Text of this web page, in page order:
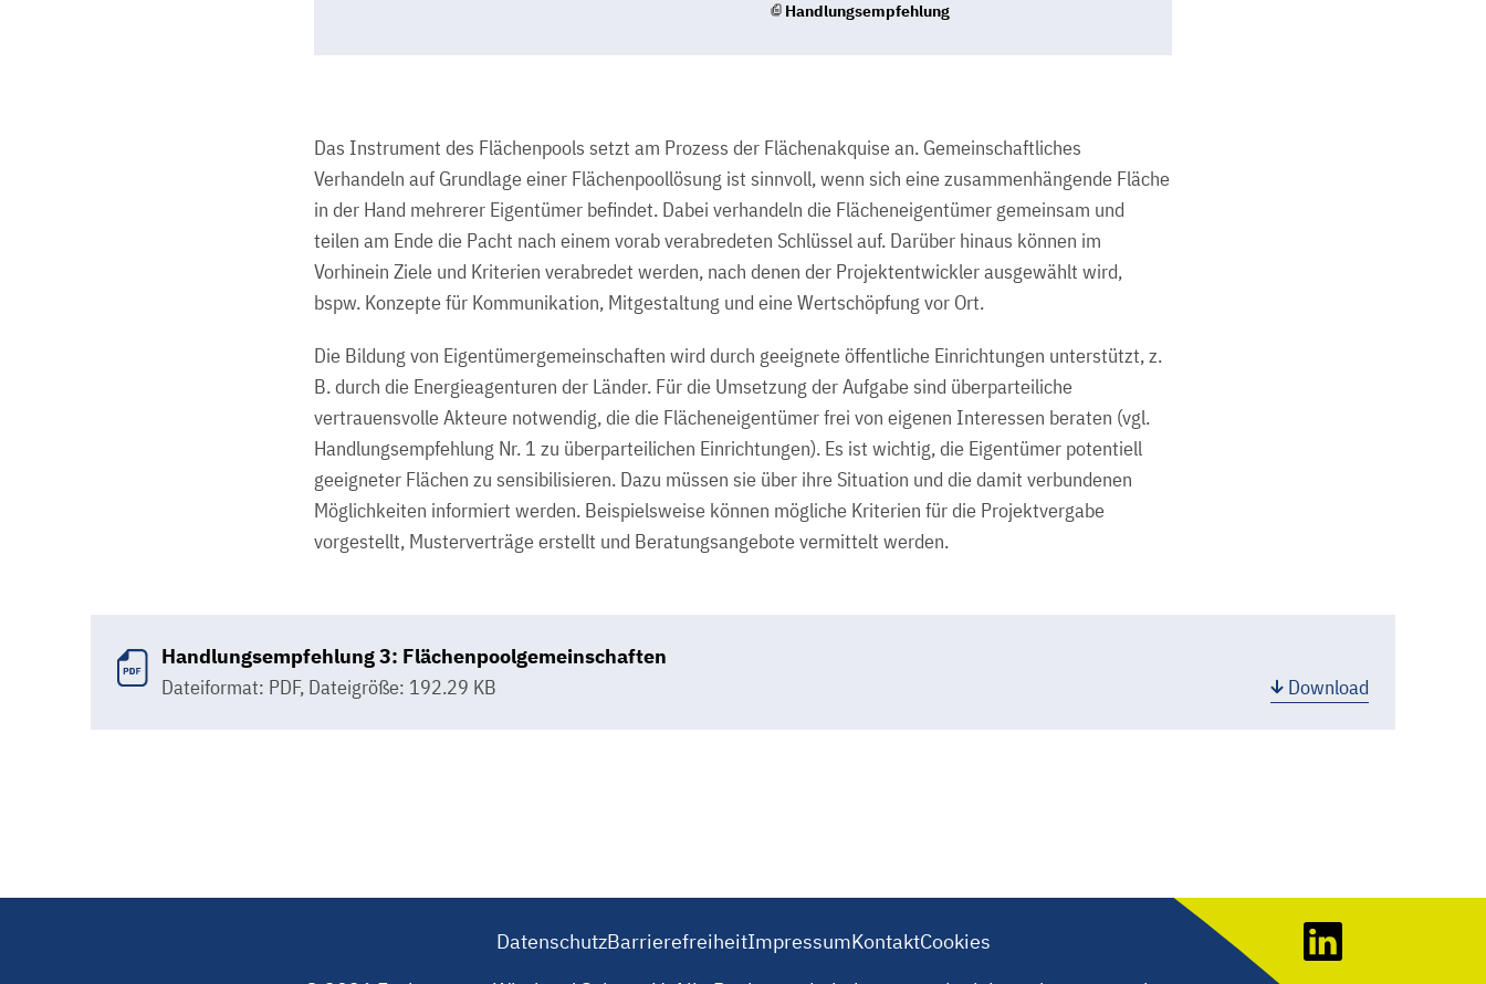
Handlungsempfehlung
Das Instrument des Flächenpools setzt am Prozess der Flächenakquise an. Gemeinschaftliches
Verhandeln auf Grundlage einer Flächenpoollösung ist sinnvoll, wenn sich eine zusammenhängende Fläche
in der Hand mehrerer Eigentümer befindet. Dabei verhandeln die Flächeneigentümer gemeinsam und
teilen am Ende die Pacht nach einem vorab verabredeten Schlüssel auf. Darüber hinaus können im
Vorhinein Ziele und Kriterien verabredet werden, nach denen der Projektentwickler ausgewählt wird,
bspw. Konzepte für Kommunikation, Mitgestaltung und eine Wertschöpfung vor Ort.
Die Bildung von Eigentümergemeinschaften wird durch geeignete öffentliche Einrichtungen unterstützt, z.
B. durch die Energieagenturen der Länder. Für die Umsetzung der Aufgabe sind überparteiliche
vertrauensvolle Akteure notwendig, die die Flächeneigentümer frei von eigenen Interessen beraten (vgl.
Handlungsempfehlung Nr. 1 zu überparteilichen Einrichtungen). Es ist wichtig, die Eigentümer potentiell
geeigneter Flächen zu sensibilisieren. Dazu müssen sie über ihre Situation und die damit verbundenen
Möglichkeiten informiert werden. Beispielsweise können mögliche Kriterien für die Projektvergabe
vorgestellt, Musterverträge erstellt und Beratungsangebote vermittelt werden.
Handlungsempfehlung 3: Flächenpoolgemeinschaften
Dateiformat: PDF, Dateigröße: 192.29 KB Download
DatenschutzBarrierefreiheitImpressumKontaktCookies